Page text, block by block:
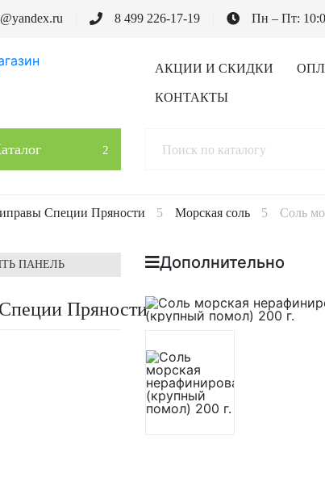
8 499 226-17-19 Пн – Пт:
АКЦИИ И СКИДКИ
КОНТАКТЫ
Специи Пряности Морская соль Соль
ПАНЕЛЬ
Пряности
Дополнительно